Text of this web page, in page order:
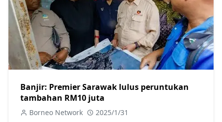
Banjir: Premier Sarawak lulus peruntukan
tambahan RM10 juta
Borneo Network 2025/1/31